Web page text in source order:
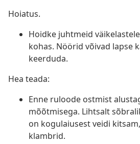
Hoiatus.
Hoidke juhtmeid
kohas. Nöörid võivad lapse
keerduda.
Hea teada:
Enne ruloode ostmist
mõõtmisega. Lihtsalt
on kogulaiusest veidi
klambrid.